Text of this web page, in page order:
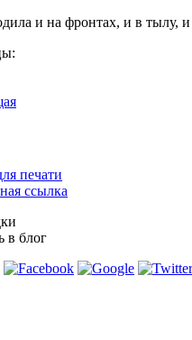
и на фронтах, и в тылу, и
печати
ссылка
в блог